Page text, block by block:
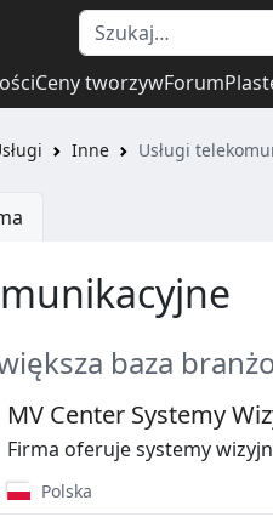
Ceny tworzywForum
Inne Usługi
baza
MV Center Systemy
Firma oferuje systemy
Polska